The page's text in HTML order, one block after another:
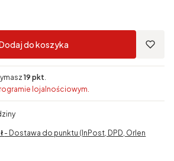
do koszyka
19 pkt.
lojalnościowym.
- Dostawa do punktu (InPost, DPD, Orlen